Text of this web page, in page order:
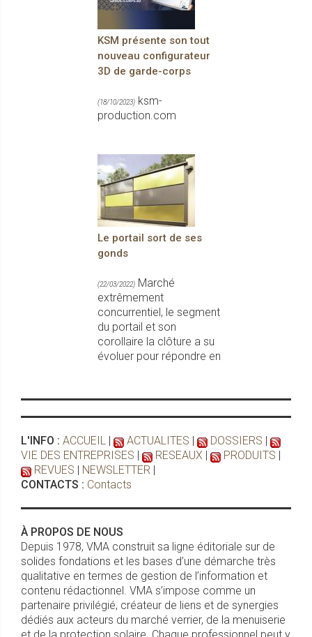
KSM présente son tout
nouveau configurateur
3D de garde-corps
(18/10/2023) ksm-
production.com
Le portail sort de ses
gonds
(22/03/2022) Marché
extrêmement
concurrentiel, le segment
du portail et son
corollaire la clôture a su
évoluer pour répondre en
L'INFO : ACCUEIL | ACTUALITES | DOSSIERS |
VIE DES ENTREPRISES | RESEAUX | PRODUITS |
REVUES | NEWSLETTER |
CONTACTS : Contacts
À PROPOS DE NOUS
Depuis 1978, VMA construit sa ligne éditoriale sur de
solides fondations et les bases d’une démarche très
qualitative en termes de gestion de l’information et
contenu rédactionnel. VMA s’impose comme un
partenaire privilégié, créateur de liens et de synergies
dédiés aux acteurs du marché verrier, de la menuiserie